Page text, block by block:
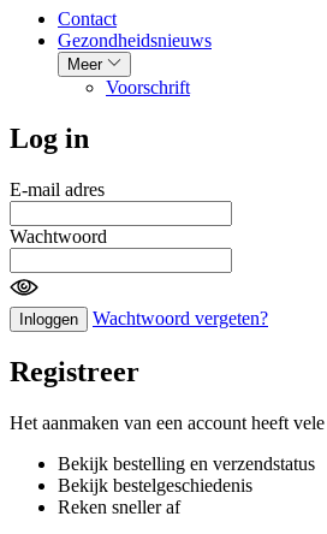
Contact
Gezondheidsnieuws
Meer
Voorschrift
Log in
E-mail adres
Wachtwoord
Inloggen Wachtwoord vergeten?
Registreer
Het aanmaken van een account heeft
Bekijk bestelling en verzendstatus
Bekijk bestelgeschiedenis
Reken sneller af